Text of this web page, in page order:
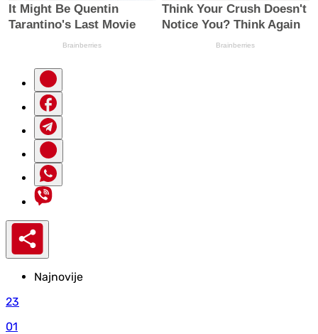
Najnovije
23
01